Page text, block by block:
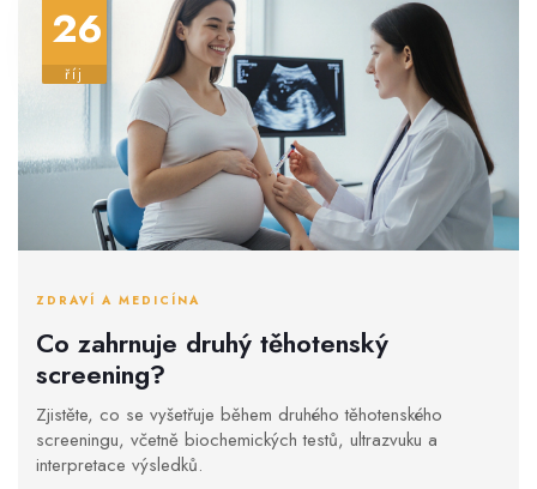
26
říj
ZDRAVÍ A MEDICÍNA
Co zahrnuje druhý těhotenský
screening?
Zjistěte, co se vyšetřuje během druhého těhotenského
screeningu, včetně biochemických testů, ultrazvuku a
interpretace výsledků.